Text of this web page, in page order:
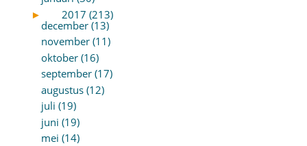
►
2017 (213)
december (13)
november (11)
oktober (16)
september (17)
augustus (12)
juli (19)
juni (19)
mei (14)